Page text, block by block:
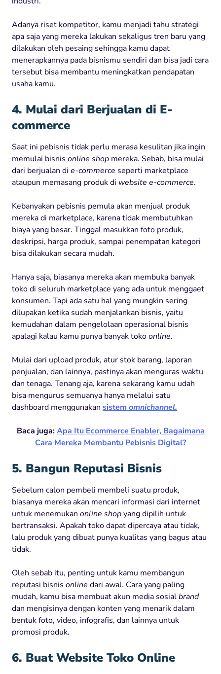
Adanya riset kompetitor, kamu menjadi tahu strategi
apa saja yang mereka lakukan sekaligus tren baru yang
dilakukan oleh pesaing sehingga kamu dapat
menerapkannya pada bisnismu sendiri dan bisa jadi cara
tersebut bisa membantu meningkatkan pendapatan
usaha kamu.
4. Mulai dari Berjualan di E-
commerce
Saat ini pebisnis tidak perlu merasa kesulitan jika ingin
memulai bisnis online shop mereka. Sebab, bisa mulai
dari berjualan di e-commerce seperti marketplace
ataupun memasang produk di website e-commerce.
Kebanyakan pebisnis pemula akan menjual produk
mereka di marketplace, karena tidak membutuhkan
biaya yang besar. Tinggal masukkan foto produk,
deskripsi, harga produk, sampai penempatan kategori
bisa dilakukan secara mudah.
Hanya saja, biasanya mereka akan membuka banyak
toko di seluruh marketplace yang ada untuk menggaet
konsumen. Tapi ada satu hal yang mungkin sering
dilupakan ketika sudah menjalankan bisnis, yaitu
kemudahan dalam pengelolaan operasional bisnis
apalagi kalau kamu punya banyak tokoonline.
Mulai dari upload produk, atur stok barang, laporan
penjualan, dan lainnya, pastinya akan menguras waktu
dan tenaga. Tenang aja, karena sekarang kamu udah
bisa mengurus semuanya hanya melalui satu
dashboard menggunakan sistem omnichannel.
Baca juga:Apa Itu Ecommerce Enabler, Bagaimana
Cara Mereka Membantu Pebisnis Digital?
5. Bangun Reputasi Bisnis
Sebelum calon pembeli membeli suatu produk,
biasanya mereka akan mencari informasi dari internet
untuk menemukan online shopyang dipilih untuk
bertransaksi. Apakah toko dapat dipercaya atau tidak,
lalu produk yang dibuat punya kualitas yang bagus atau
tidak.
Oleh sebab itu, penting untuk kamu membangun
reputasi bisnis online dari awal. Cara yang paling
mudah, kamu bisa membuat akun media sosialbrand
dan mengisinya dengan konten yang menarik dalam
bentuk foto, video, infografis, dan lainnya untuk
promosi produk.
6. Buat Website Toko Online